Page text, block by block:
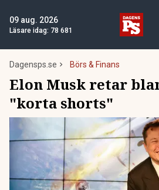
09 aug. 2026
Läsare idag: 78 681
Dagensps.se Börs & Finans
Elon Musk retar
"korta shorts"